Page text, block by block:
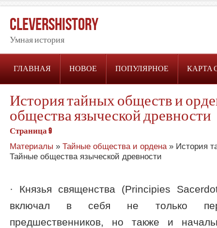
CleversHistory
Умная история
ГЛАВНАЯ НОВОЕ ПОПУЛЯРНОЕ КАРТА
История тайных обществ и
общества языческой древности
Страница 9
Материалы » Тайные общества и ордена» История
Тайные общества языческой древности
· Князья священства (Principies
включал в себя не только
предшественников, но также и